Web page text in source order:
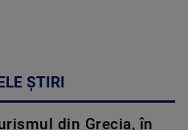
ȘTIRI
din Grecia, în